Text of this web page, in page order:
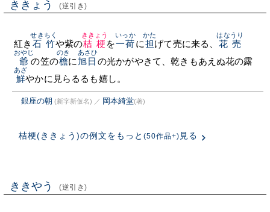
ききょう (逆引き)
紅き 石竹
せきちく
や紫の桔梗
ききょう
を一荷
いっか
に担
かた
げて売に来る、 花売
はなうり
爺
おやじ
の笠の檐
のき
に 旭日
あさひ
の光かがやきて、乾きもあえぬ花の露
鮮
あざ
やかに見らるるも嬉し。
銀座の朝 (新字新仮名) ／ 岡本綺堂(著)
桔梗(ききょう)の例文をもっと (50作品+) 見る
ききやう (逆引き)